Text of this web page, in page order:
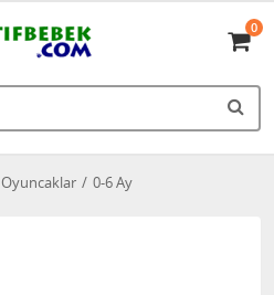
0
Oyuncaklar 0-6 Ay